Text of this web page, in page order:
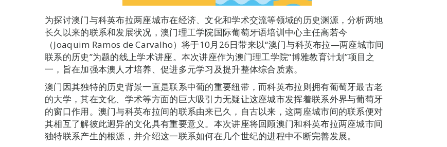
为探讨澳门与科英布拉两座城市在经济、文化和学术交流等领域的历史渊源，分析两地
长久以来的联系和发展状况，澳门理工学院国际葡萄牙语培训中心主任高若今
（Joaquim Ramos de Carvalho）将于10月26日带来以“澳门与科英布拉—两座城市间
联系的历史”为题的线上学术讲座。本次讲座作为澳门理工学院“博雅教育计划”项目之
一，旨在加强本澳人才培养、促进多元学习及提升整体综合质素。
澳门因其独特的历史背景一直是联系中葡的重要纽带，而科英布拉则拥有葡萄牙最古老
的大学，其在文化、学术等方面的巨大吸引力无疑让这座城市发挥着联系外界与葡萄牙
的窗口作用。澳门与科英布拉间的联系由来已久，自古以来，这两座城市间的联系便对
其相互了解彼此迥异的文化具有重要意义。本次讲座将回顾澳门和科英布拉两座城市间
独特联系产生的根源，并介绍这一联系如何在几个世纪的进程中不断完善发展。